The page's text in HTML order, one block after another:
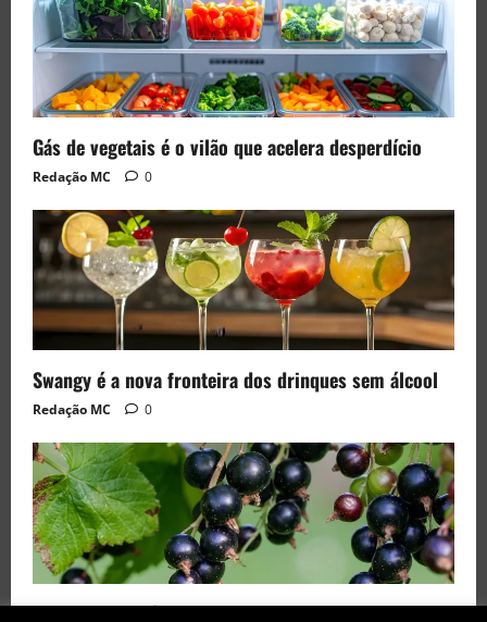
Gás de vegetais é o vilão que acelera desperdício
Redação MC 0
Swangy é a nova fronteira dos drinques sem álcool
Redação MC 0
Black Currant é a fruta de 2026 rara no Brasil